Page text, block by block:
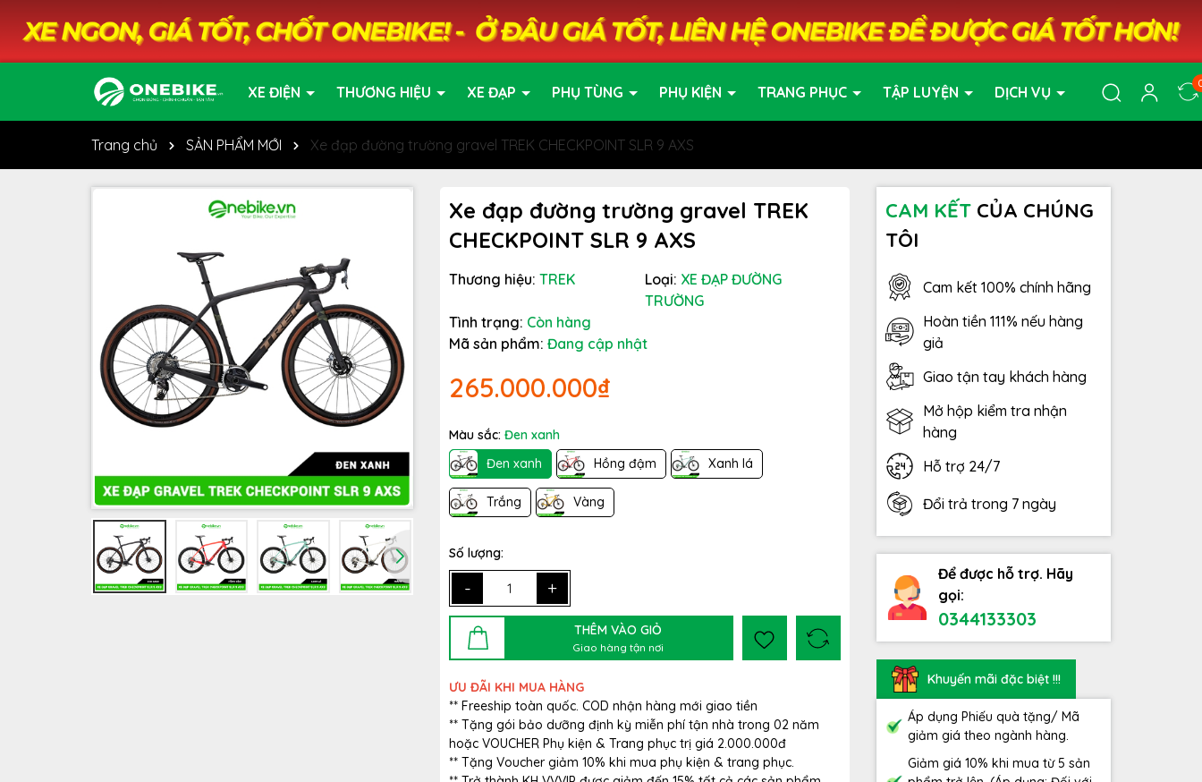
XE ĐIỆN THƯƠNG HIỆU XE ĐẠP PHỤ TÙNG PHỤ KIỆN TRANG PHỤC TẬP LUYỆN DỊCH VỤ
Trang chủ SẢN PHẨM MỚI Xe đạp đường trường gravel TREK CHECKPOINT SLR 9 AXS
Xe đạp đường trường gravel TREK
CHECKPOINT SLR 9 AXS
Thương hiệu: TREK Loại: XE ĐẠP ĐƯỜNG
TRƯỜNG
Tình trạng: Còn hàng
Mã sản phẩm: Đang cập nhật
265.000.000₫
Màu sắc: Đen xanh
Đen xanh
Hồng đậm Xanh lá
Trắng Vàng
Số lượng:
- +
THÊM VÀO GIỎ
Giao hàng tận nơi
ƯU ĐÃI KHI MUA HÀNG
** Freeship toàn quốc. COD nhận hàng mới giao tiền
** Tặng gói bảo dưỡng định kỳ miễn phí tận nhà trong 02 năm
hoặc VOUCHER Phụ kiện & Trang phục trị giá 2.000.000đ
** Tặng Voucher giảm 10% khi mua phụ kiện & trang phục.
CAM KẾTCỦA CHÚNG
TÔI
Cam kết 100% chính hãng
Hoàn tiền 111% nếu hàng
giả
Giao tận tay khách hàng
Mở hộp kiểm tra nhận
hàng
Hỗ trợ 24/7
Đổi trả trong 7 ngày
Để được hỗ trợ. Hãy
gọi:
0344133303
Khuyến mãi đặc biệt !!!
Áp dụng Phiếu quà tặng/ Mã
giảm giá theo ngành hàng.
Giảm giá 10% khi mua từ 5 sản